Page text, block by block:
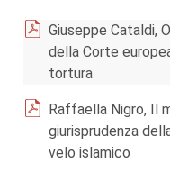
Giuseppe Cataldi,
della Corte
tortura
Raffaella Nigro, Il
giurisprudenza
velo islamico